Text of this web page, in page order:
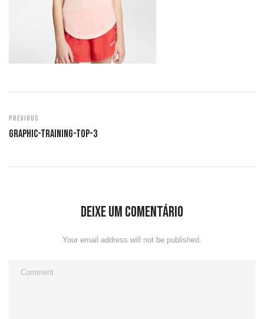
Previous
Graphic-Training-Top-3
Deixe um comentário
Your email address will not be published.